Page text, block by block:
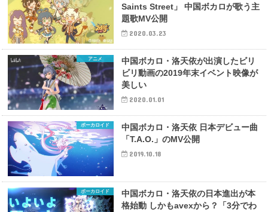
Saints Street」 中国ボカロが歌う主
題歌MV公開
2020.03.23
アニメ
中国ボカロ・洛天依が出演したビリ
ビリ動画の2019年末イベント映像が
美しい
2020.01.01
ボーカロイド
中国ボカロ・洛天依 日本デビュー曲
「T.A.O.」のMV公開
2019.10.18
ボーカロイド
中国ボカロ・洛天依の日本進出が本
格始動 しかもavexから？「3分でわ